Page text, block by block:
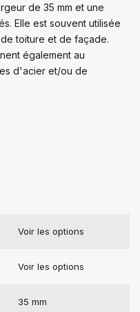
de 35 mm et une
Elle est souvent utilisée
toiture et de façade.
également au
d'acier et/ou de
Voir les options
Voir les options
35 mm